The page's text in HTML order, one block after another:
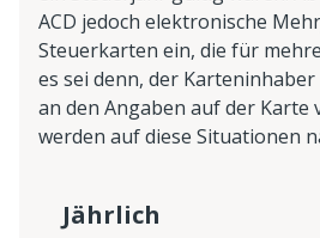
ACD jedoch elektronische
Steuerkarten ein, die für
es sei denn, der
an den Angaben auf der Karte
werden auf diese Situationen
Jährlich